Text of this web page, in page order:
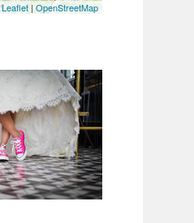
Leaflet| OpenStreetMap